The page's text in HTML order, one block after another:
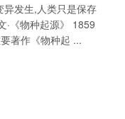
异发生,人类只是保存
《物种起源》 1859
著作《物种起 ...